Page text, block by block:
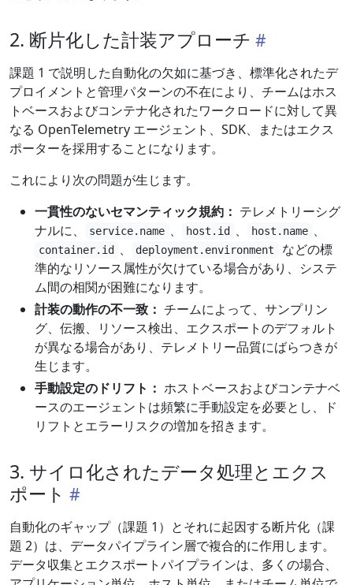
2. 断片化した計装アプローチ
課題 1 で説明した自動化の欠如に基づき、標準化されたデ
プロイメントと管理パターンの不在により、チームはホス
トベースおよびコンテナ化されたワークロードに対して異
なる OpenTelemetry エージェント、SDK、またはエクス
ポーターを採用することになります。
これにより次の問題が生じます。
一貫性のないセマンティック規約： テレメトリーシグ
ナルに、
service.name 、 host.id 、 host.name 、
container.id 、 deployment.environment
などの標
準的なリソース属性が欠けている場合があり、システ
ム間の相関が困難になります。
計装の動作の不一致： チームによって、サンプリン
グ、伝搬、リソース検出、エクスポートのデフォルト
が異なる場合があり、テレメトリー品質にばらつきが
生じます。
手動設定のドリフト： ホストベースおよびコンテナベ
ースのエージェントは頻繁に手動設定を必要とし、ド
リフトとエラーリスクの増加を招きます。
3. サイロ化されたデータ処理とエクス
ポート
自動化のギャップ（課題 1）とそれに起因する断片化（課
題 2）は、データパイプライン層で複合的に作用します。
データ収集とエクスポートパイプラインは、多くの場合、